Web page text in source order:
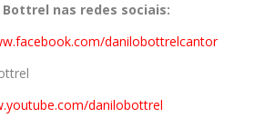
nas redes sociais:
danilobottrelcantor
danilobottrel